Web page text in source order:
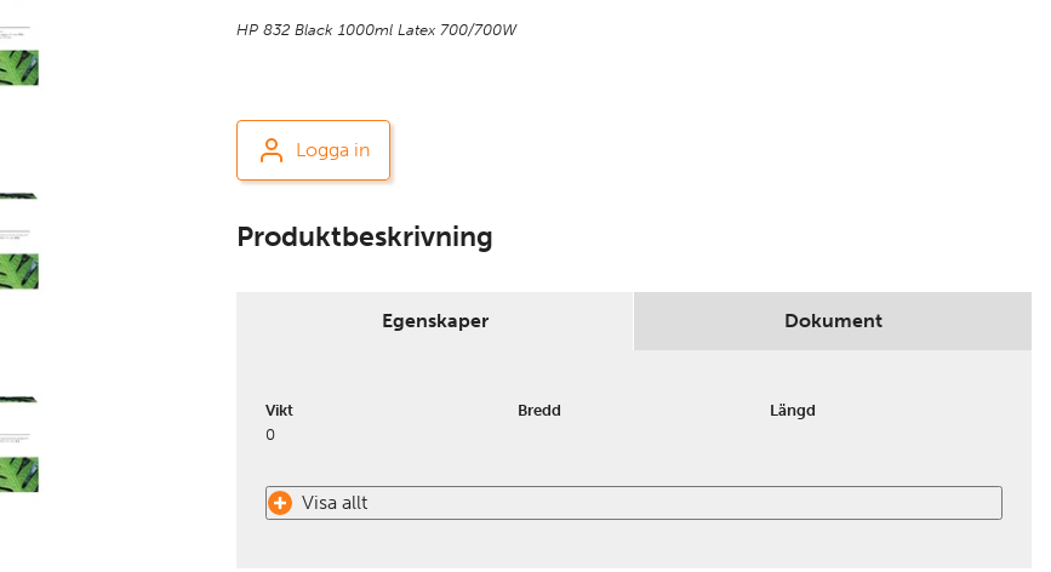
HP 832 Black 1000ml Latex 700/700W
Logga in
Produktbeskrivning
Egenskaper Dokument
Vikt
0
Bredd Längd
Visa allt